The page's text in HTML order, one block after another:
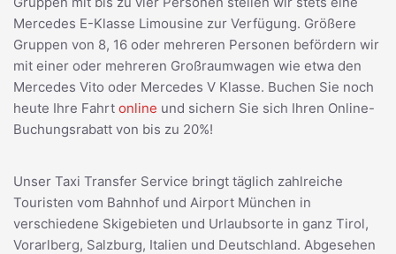
Mercedes E-Klasse Limousine zur Verfügung. Größere
Gruppen von 8, 16 oder mehreren Personen befördern wir
mit einer oder mehreren Großraumwagen wie etwa den
Mercedes Vito oder Mercedes V Klasse. Buchen Sie noch
heute Ihre Fahrt online und sichern Sie sich Ihren Online-
Buchungsrabatt von bis zu 20%!
Unser Taxi Transfer Service bringt täglich zahlreiche
Touristen vom Bahnhof und Airport München in
verschiedene Skigebieten und Urlaubsorte in ganz Tirol,
Vorarlberg, Salzburg, Italien und Deutschland. Abgesehen